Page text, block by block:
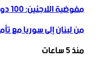
من لبنان إلى سوريا مع
منذ 5 ساعات